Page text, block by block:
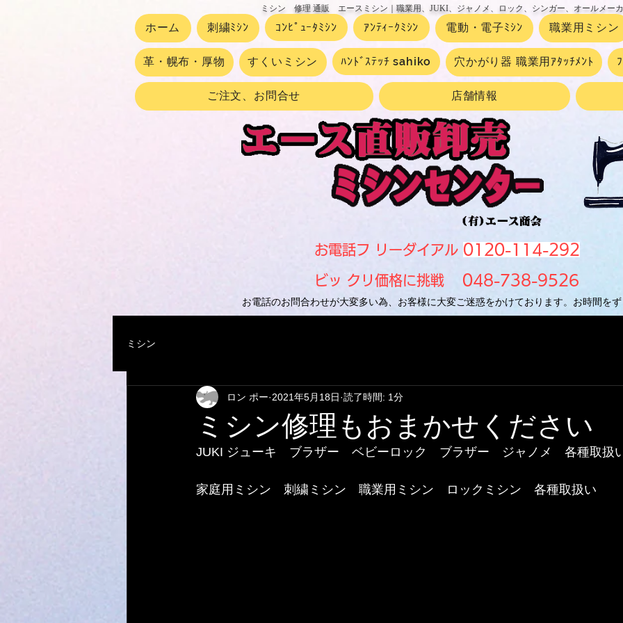
ホーム 刺繍ﾐｼﾝ ｺﾝﾋﾟｭｰﾀﾐｼﾝ ｱﾝﾃｨｰｸﾐｼﾝ 電動・電子ﾐｼﾝ 職業用ミシン
革・幌布・厚物 すくいミシン ﾊﾝﾄﾞｽﾃｯﾁ sahiko 穴かがり器 職業用ｱﾀｯﾁﾒﾝﾄ
ご注文、お問合せ 店舗情報
ミシン 修理 通販 エースミシン｜職業用、JUKI、ジャノメ、ロック、シンガー、オールメー
お電話フ リーダイアル 0120-114-292
ビッ クリ価格に挑戦 048-738-9526
お電話のお問合わせが大変多い為、お客様に大変ご迷惑をかけております。お時間を
ミシン
ミシン修理もおまかせください
ロン ポー 2021年5月18日 読了時間: 1分
JUKI ジューキ　ブラザー　ベビーロック　ブラザー　ジャノメ　各種取扱
家庭用ミシン　刺繍ミシン　職業用ミシン　ロックミシン　各種取扱い